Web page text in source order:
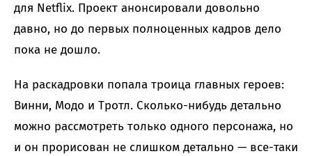
для Netflix. Проект анонсировали довольно
давно, но до первых полноценных кадров дело
пока не дошло.
На раскадровки попала троица главных героев:
Винни, Модо и Тротл. Сколько-нибудь детально
можно рассмотреть только одного персонажа, но
и он прорисован не слишком детально — все-таки